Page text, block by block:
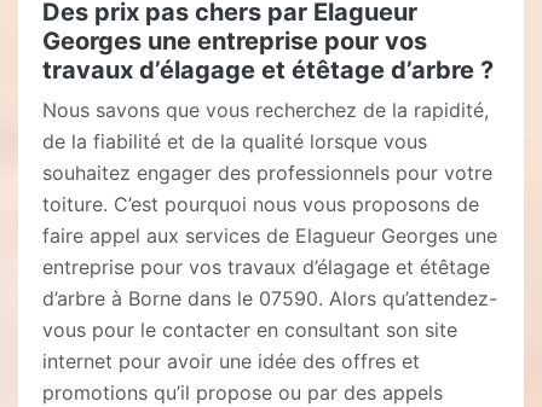
Des prix pas chers par Elagueur
Georges une entreprise pour vos
travaux d’élagage et étêtage d’arbre ?
Nous savons que vous recherchez de la rapidité,
de la fiabilité et de la qualité lorsque vous
souhaitez engager des professionnels pour votre
toiture. C’est pourquoi nous vous proposons de
faire appel aux services de Elagueur Georges une
entreprise pour vos travaux d’élagage et étêtage
d’arbre à Borne dans le 07590. Alors qu’attendez-
vous pour le contacter en consultant son site
internet pour avoir une idée des offres et
promotions qu’il propose ou par des appels